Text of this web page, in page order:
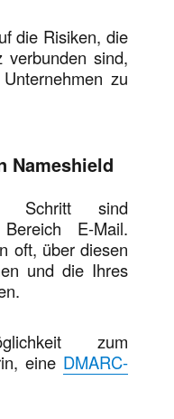
die Risiken, die
verbunden sind,
zu
Nameshield
Schritt sind
E-Mail.
oft, über diesen
und die Ihres
zum
eine DMARC-